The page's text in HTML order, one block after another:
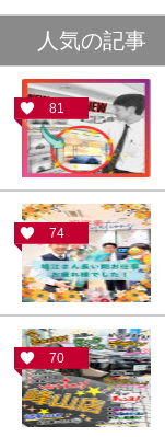
人気の記事
81
74
70